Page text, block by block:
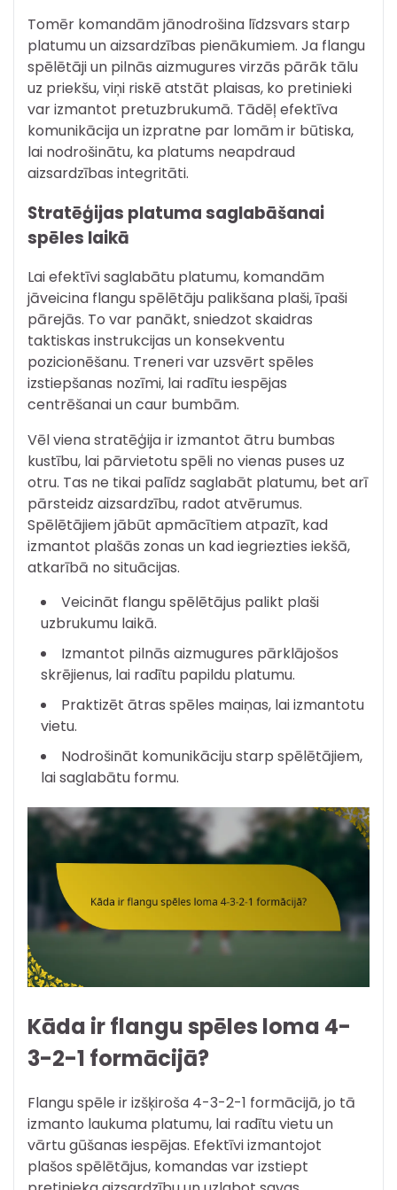
Tomēr komandām jānodrošina līdzsvars starp
platumu un aizsardzības pienākumiem. Ja flangu
spēlētāji un pilnās aizmugures virzās pārāk tālu
uz priekšu, viņi riskē atstāt plaisas, ko pretinieki
var izmantot pretuzbrukumā. Tādēļ efektīva
komunikācija un izpratne par lomām ir būtiska,
lai nodrošinātu, ka platums neapdraud
aizsardzības integritāti.
Stratēģijas platuma saglabāšanai
spēles laikā
Lai efektīvi saglabātu platumu, komandām
jāveicina flangu spēlētāju palikšana plaši, īpaši
pārejās. To var panākt, sniedzot skaidras
taktiskas instrukcijas un konsekventu
pozicionēšanu. Treneri var uzsvērt spēles
izstiepšanas nozīmi, lai radītu iespējas
centrēšanai un caur bumbām.
Vēl viena stratēģija ir izmantot ātru bumbas
kustību, lai pārvietotu spēli no vienas puses uz
otru. Tas ne tikai palīdz saglabāt platumu, bet arī
pārsteidz aizsardzību, radot atvērumus.
Spēlētājiem jābūt apmācītiem atpazīt, kad
izmantot plašās zonas un kad iegriezties iekšā,
atkarībā no situācijas.
Veicināt flangu spēlētājus palikt plaši
uzbrukumu laikā.
Izmantot pilnās aizmugures pārklājošos
skrējienus, lai radītu papildu platumu.
Praktizēt ātras spēles maiņas, lai izmantotu
vietu.
Nodrošināt komunikāciju starp spēlētājiem,
lai saglabātu formu.
Kāda ir flangu spēles loma 4-
3-2-1 formācijā?
Flangu spēle ir izšķiroša 4-3-2-1 formācijā, jo tā
izmanto laukuma platumu, lai radītu vietu un
vārtu gūšanas iespējas. Efektīvi izmantojot
plašos spēlētājus, komandas var izstiept